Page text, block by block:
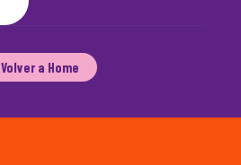
Volver a Home